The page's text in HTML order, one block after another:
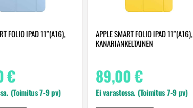
FOLIO IPAD 11″(A16),
€
(Toimitus 7-9 pv)
APPLE SMART FOLIO IPAD 11″(A16),
KANARIANKELTAINEN
89,00€
Ei varastossa. (Toimitus 7-9 pv)